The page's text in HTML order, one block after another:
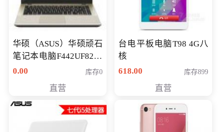
华硕（ASUS）华硕顽石
笔记本电脑F442UF8250
八代独显轻薄办公商务
0.00 库存0
直营
台电平板电脑T98 4G八
核
618.00
库存899
直营